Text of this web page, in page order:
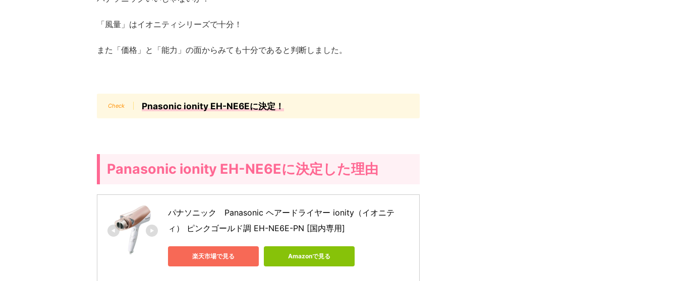
「風量」はイオニティシリーズで十分！
また「価格」と「能力」の面からみても十分であると判断しました。
Pnasonic ionity EH-NE6Eに決定！
Panasonic ionity EH-NE6Eに決定した理由
パナソニック　Panasonic ヘアードライヤー ionity（イオニテ
ィ） ピンクゴールド調 EH-NE6E-PN [国内専用]
楽天市場で見る Amazonで見る